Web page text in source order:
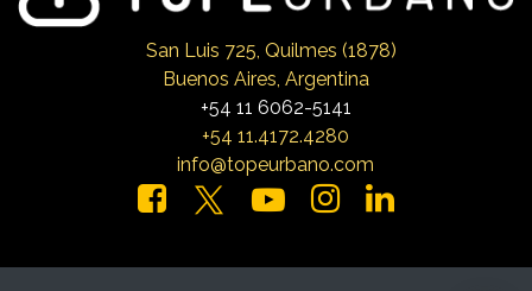
San Luis 725, Quilmes (1878)
Buenos Aires, Argentina
+54 11 6062-5141
+54 11.4172.4280
info@topeurbano.com